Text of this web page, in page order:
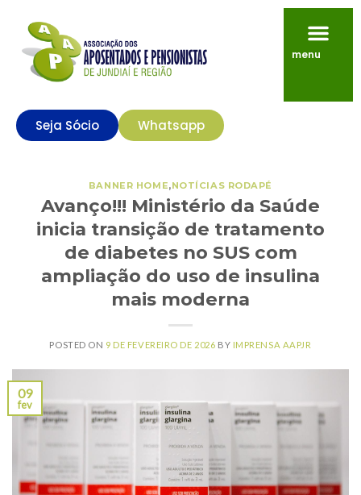
menu
Seja Sócio Whatsapp
BANNER HOME,NOTÍCIAS RODAPÉ
Avanço!!! Ministério da Saúde
inicia transição de tratamento
de diabetes no SUS com
ampliação do uso de insulina
mais moderna
POSTED ON 9 DE FEVEREIRO DE 2026 BY IMPRENSA AAPJR
09
fev